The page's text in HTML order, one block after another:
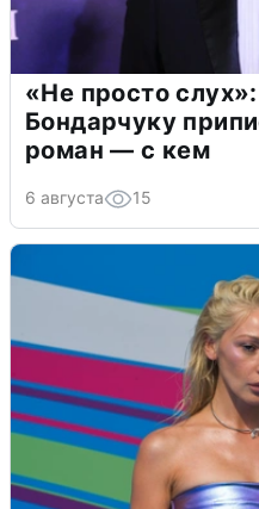
«Не просто
Бондарчуку
роман — с кем
6 августа 15